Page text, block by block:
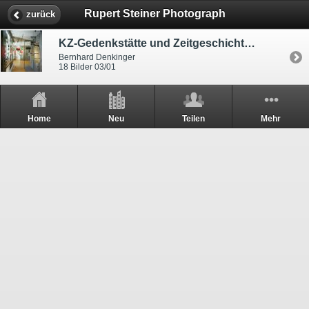
zurück Rupert Steiner Photograph
KZ-Gedenkstätte und Zeitgeschichte-Museum
Bernhard Denkinger
18 Bilder 03/01
Home Neu Teilen Mehr